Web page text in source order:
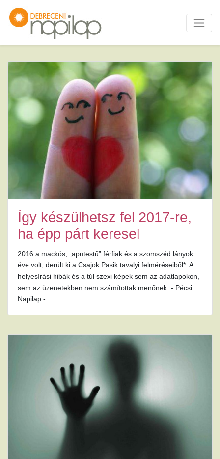
Így készülhetsz fel 2017-re,
ha épp párt keresel
2016 a mackós, „aputestű” férfiak és a szomszéd lányok
éve volt, derült ki a Csajok Pasik tavalyi felméréseiből*. A
helyesírási hibák és a túl szexi képek sem az adatlapokon,
sem az üzenetekben nem számítottak menőnek. - Pécsi
Napilap -